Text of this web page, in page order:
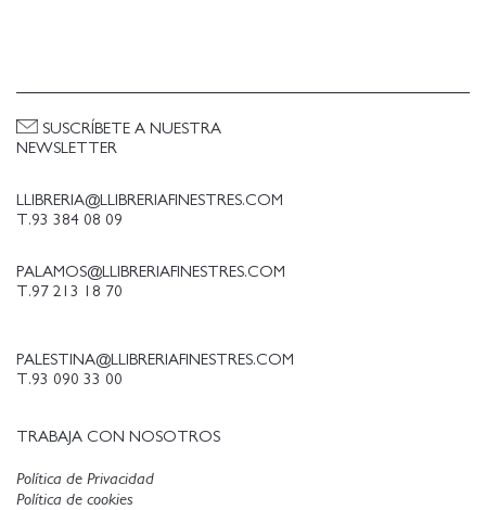
LLIBRERIA@LLIBRERIAFINESTRES.COM
T.93 384 08 09
PALAMOS@LLIBRERIAFINESTRES.COM
T.97 213 18 70
PALESTINA@LLIBRERIAFINESTRES.COM
T.93 090 33 00
TRABAJA CON NOSOTROS
SUSCRÍBETE A NUESTRA
NEWSLETTER
Política de Privacidad
Política de cookies